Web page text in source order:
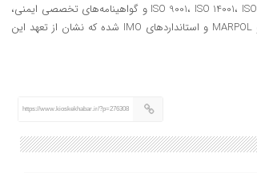
این شرکت همچنین موفق به دریافت گواهینامه‌های بین‌المللی ISO 9001، ISO 14001، ISO 45001، ISO 29001 و گواهینامه‌های تخصصی ایمنی،
سازه‌ای، بازرسی فنی، آتش‌نشانی و دریانوردی مطابق با کنوانسیون‌های SOLAS و MARPOL و استانداردهای IMO شده که نشان از تعهد این
https://www.kioskekhabar.ir/?p=276308